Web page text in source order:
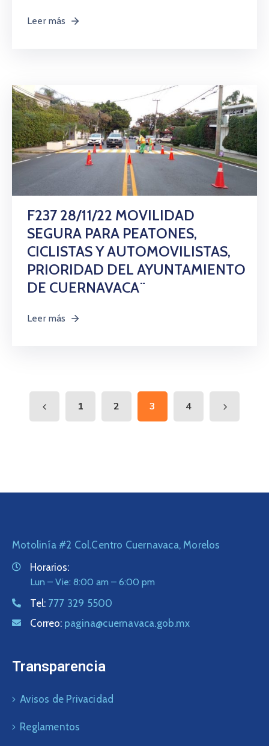
Leer más
F237 28/11/22 MOVILIDAD
SEGURA PARA PEATONES,
CICLISTAS Y AUTOMOVILISTAS,
PRIORIDAD DEL AYUNTAMIENTO
DE CUERNAVACA¨
Leer más
1 2 3 4
Motolinía #2 Col.Centro Cuernavaca, Morelos
Horarios:
Lun – Vie: 8:00 am – 6:00 pm
Tel: 777 329 5500
Correo: pagina@cuernavaca.gob.mx
Transparencia
Avisos de Privacidad
Reglamentos